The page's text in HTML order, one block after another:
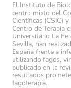
El Instituto de
centro mixto del
Científicas (CSIC)
Centro de Terapia
Universitario La
Sevilla, han
España frente a
utilizando fagos,
publicado en la
resultados
fagoterapia.